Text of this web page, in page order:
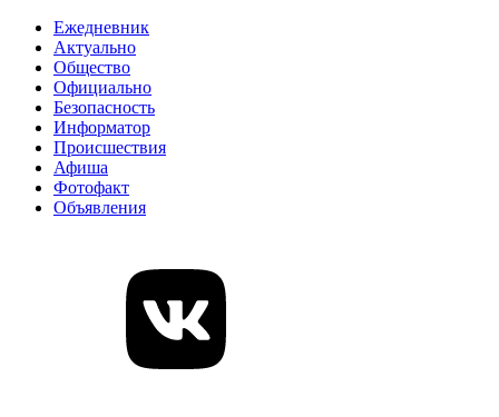
Ежедневник
Актуально
Общество
Официально
Безопасность
Информатор
Происшествия
Афиша
Фотофакт
Объявления